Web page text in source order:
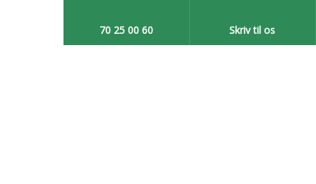
70 25 00 60​ Skriv til os​